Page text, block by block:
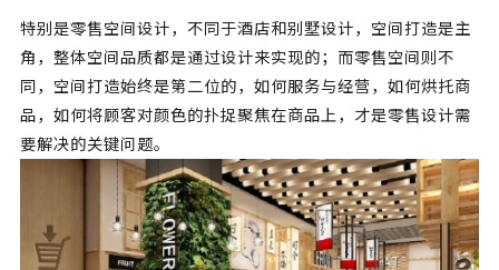
特别是零售空间设计，不同于酒店和别墅设计，空间打造是主
角，整体空间品质都是通过设计来实现的；而零售空间则不
同，空间打造始终是第二位的，如何服务与经营，如何烘托商
品，如何将顾客对颜色的扑捉聚焦在商品上，才是零售设计需
要解决的关键问题。